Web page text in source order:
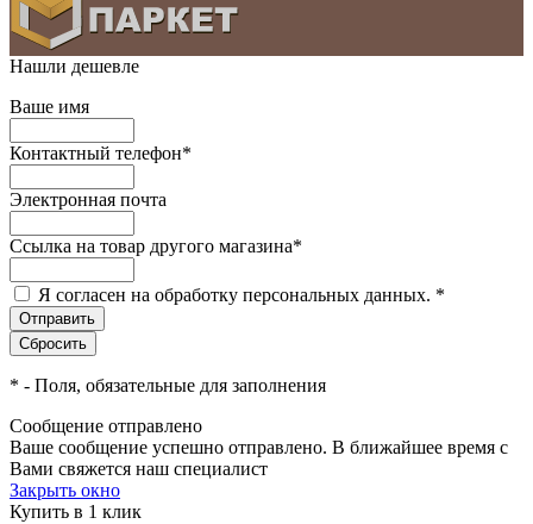
Нашли дешевле
Ваше имя
Контактный телефон*
Электронная почта
Ссылка на товар другого магазина*
Я согласен на обработку персональных данных. *
* - Поля, обязательные для заполнения
Сообщение отправлено
Ваше сообщение успешно отправлено. В ближайшее время с
Вами свяжется наш специалист
Закрыть окно
Купить в 1 клик